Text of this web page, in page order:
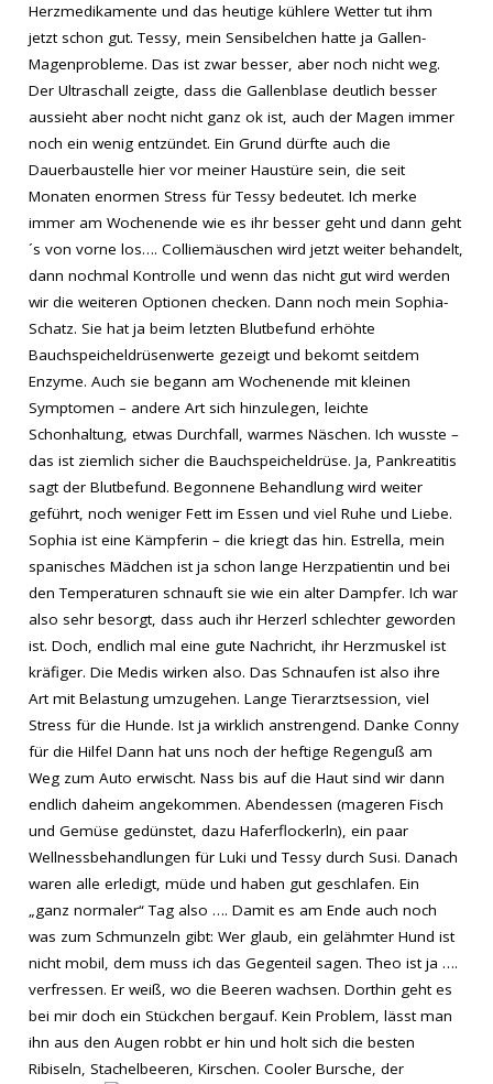
Herzmedikamente und das heutige kühlere Wetter tut ihm
jetzt schon gut. Tessy, mein Sensibelchen hatte ja Gallen-
Magenprobleme. Das ist zwar besser, aber noch nicht weg.
Der Ultraschall zeigte, dass die Gallenblase deutlich besser
aussieht aber nocht nicht ganz ok ist, auch der Magen immer
noch ein wenig entzündet. Ein Grund dürfte auch die
Dauerbaustelle hier vor meiner Haustüre sein, die seit
Monaten enormen Stress für Tessy bedeutet. Ich merke
immer am Wochenende wie es ihr besser geht und dann geht
´s von vorne los…. Colliemäuschen wird jetzt weiter behandelt,
dann nochmal Kontrolle und wenn das nicht gut wird werden
wir die weiteren Optionen checken. Dann noch mein Sophia-
Schatz. Sie hat ja beim letzten Blutbefund erhöhte
Bauchspeicheldrüsenwerte gezeigt und bekomt seitdem
Enzyme. Auch sie begann am Wochenende mit kleinen
Symptomen – andere Art sich hinzulegen, leichte
Schonhaltung, etwas Durchfall, warmes Näschen. Ich wusste –
das ist ziemlich sicher die Bauchspeicheldrüse. Ja, Pankreatitis
sagt der Blutbefund. Begonnene Behandlung wird weiter
geführt, noch weniger Fett im Essen und viel Ruhe und Liebe.
Sophia ist eine Kämpferin – die kriegt das hin. Estrella, mein
spanisches Mädchen ist ja schon lange Herzpatientin und bei
den Temperaturen schnauft sie wie ein alter Dampfer. Ich war
also sehr besorgt, dass auch ihr Herzerl schlechter geworden
ist. Doch, endlich mal eine gute Nachricht, ihr Herzmuskel ist
kräfiger. Die Medis wirken also. Das Schnaufen ist also ihre
Art mit Belastung umzugehen. Lange Tierarztsession, viel
Stress für die Hunde. Ist ja wirklich anstrengend. Danke Conny
für die Hilfe! Dann hat uns noch der heftige Regenguß am
Weg zum Auto erwischt. Nass bis auf die Haut sind wir dann
endlich daheim angekommen. Abendessen (mageren Fisch
und Gemüse gedünstet, dazu Haferflockerln), ein paar
Wellnessbehandlungen für Luki und Tessy durch Susi. Danach
waren alle erledigt, müde und haben gut geschlafen. Ein
„ganz normaler“ Tag also …. Damit es am Ende auch noch
was zum Schmunzeln gibt: Wer glaub, ein gelähmter Hund ist
nicht mobil, dem muss ich das Gegenteil sagen. Theo ist ja ….
verfressen. Er weiß, wo die Beeren wachsen. Dorthin geht es
bei mir doch ein Stückchen bergauf. Kein Problem, lässt man
ihn aus den Augen robbt er hin und holt sich die besten
Ribiseln, Stachelbeeren, Kirschen. Cooler Bursche, der